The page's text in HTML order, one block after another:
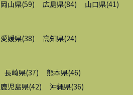
岡山県(59) 広島県(84) 山口県(41 )
愛媛県(38) 高知県(24)
長崎県(37) 熊本県(46)
鹿児島県(42) 沖縄県(36)